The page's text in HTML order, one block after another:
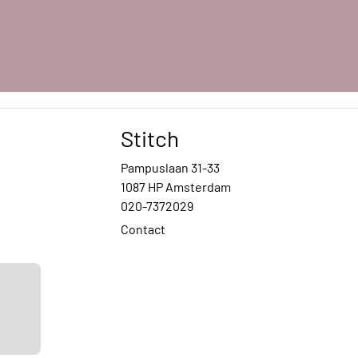
Stitch
Pampuslaan 31-33
1087 HP Amsterdam
020-7372029
Contact